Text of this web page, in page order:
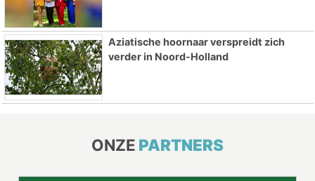
Aziatische hoornaar verspreidt zich
verder in Noord-Holland
ONZE PARTNERS